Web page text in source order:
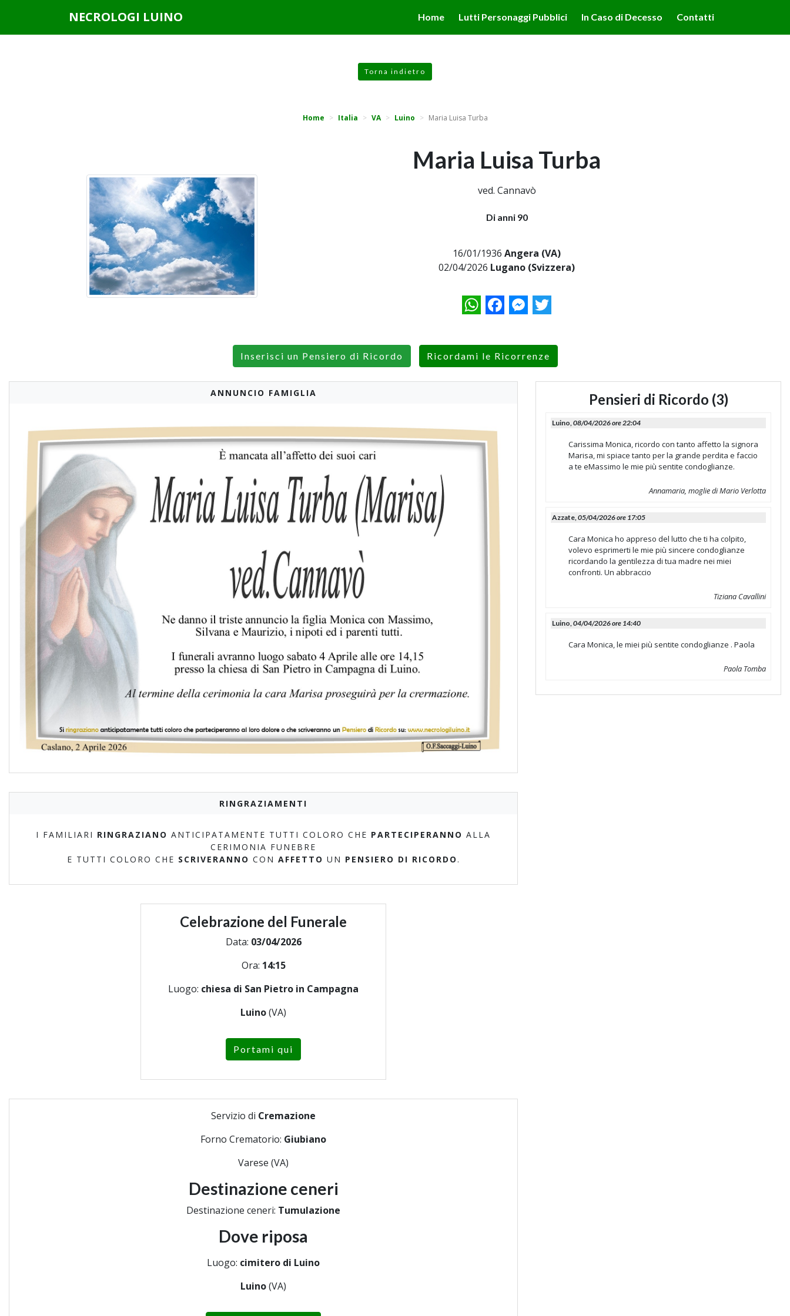
NECROLOGI LUINO Home Lutti Personaggi Pubblici In Caso di Decesso Contatti
Torna indietro
Home Italia VA Luino Maria Luisa Turba
Maria Luisa Turba
ved. Cannavò
Di anni 90
16/01/1936 Angera (VA)
02/04/2026 Lugano (Svizzera)
WhatsAppFacebookMessenger
Twitter
Inserisci un Pensiero di Ricordo Ricordami le Ricorrenze
ANNUNCIO FAMIGLIA
RINGRAZIAMENTI
I FAMILIARI RINGRAZIANO ANTICIPATAMENTE TUTTI COLORO CHE PARTECIPERANNO ALLA
CERIMONIA FUNEBRE
E TUTTI COLORO CHE SCRIVERANNO CON AFFETTO UN PENSIERO DI RICORDO .
Celebrazione del Funerale
Data: 03/04/2026
Ora: 14:15
Luogo: chiesa di San Pietro in Campagna
Luino(VA)
Portami qui
Servizio di Cremazione
Forno Crematorio: Giubiano
Varese (VA)
Destinazione ceneri
Destinazione ceneri: Tumulazione
Dove riposa
Luogo: cimitero di Luino
Luino(VA)
Pensieri di Ricordo (3)
Luino,08/04/2026 ore 22:04
Carissima Monica, ricordo con tanto affetto la signora
Marisa, mi spiace tanto per la grande perdita e faccio
a te eMassimo le mie più sentite condoglianze.
Annamaria, moglie di Mario Verlotta
Azzate,05/04/2026 ore 17:05
Cara Monica ho appreso del lutto che ti ha colpito,
volevo esprimerti le mie più sincere condoglianze
ricordando la gentilezza di tua madre nei miei
confronti. Un abbraccio
Tiziana Cavallini
Luino,04/04/2026 ore 14:40
Cara Monica, le miei più sentite condoglianze . Paola
Paola Tomba
scorrendo questa pagina, cliccando su un link o proseguendo la navigazione in altra maniera, acconsenti all'uso dei cookie. Ulteriori informazioni